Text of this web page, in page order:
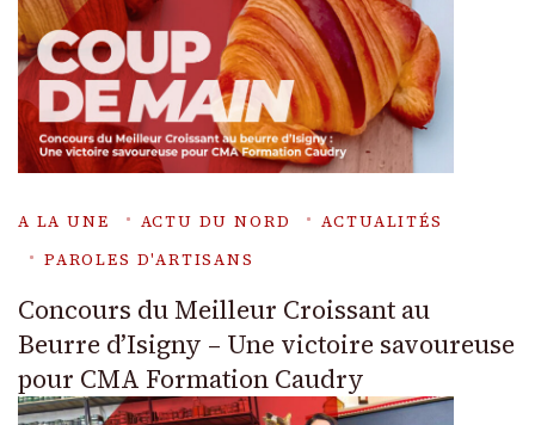
A LA UNE ACTU DU NORD
ACTUALITÉS
PAROLES D'ARTISANS
Concours du Meilleur Croissant au
Beurre d’Isigny – Une victoire savoureuse
pour CMA Formation Caudry